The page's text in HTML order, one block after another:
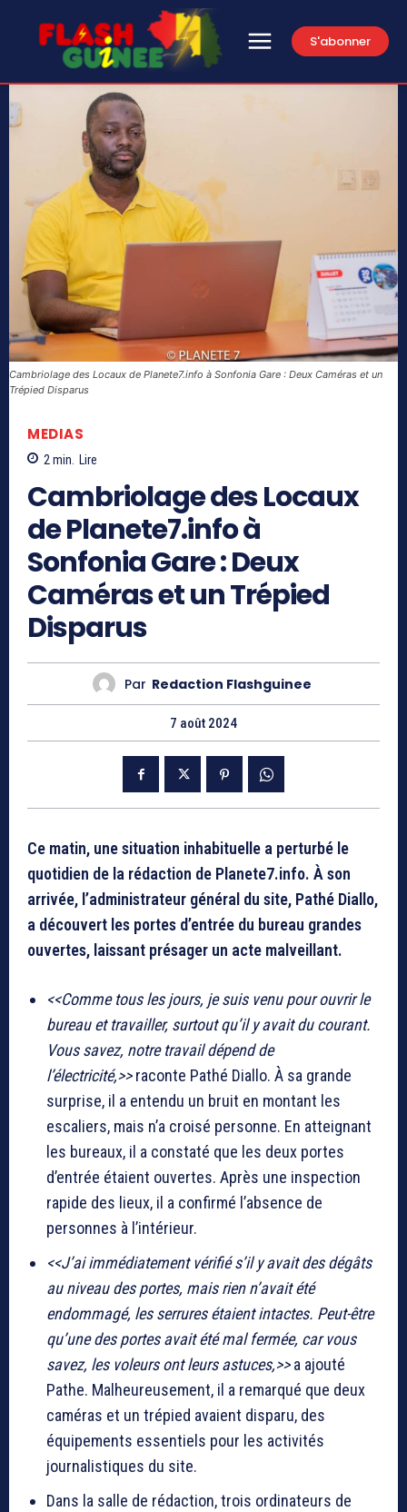
S'abonner
Cambriolage des Locaux de Planete7.info à Sonfonia Gare : Deux Caméras et un
Trépied Disparus
MEDIAS
2min. Lire
Cambriolage des Locaux
de Planete7.info à
Sonfonia Gare : Deux
Caméras et un Trépied
Disparus
Par Redaction Flashguinee
7 août 2024
Ce matin, une situation inhabituelle a perturbé le
quotidien de la rédaction de Planete7.info. À son
arrivée, l’administrateur général du site, Pathé Diallo,
a découvert les portes d’entrée du bureau grandes
ouvertes, laissant présager un acte malveillant.
<<Comme tous les jours, je suis venu pour ouvrir le
bureau et travailler, surtout qu’il y avait du courant.
Vous savez, notre travail dépend de
l’électricité,>>raconte Pathé Diallo. À sa grande
surprise, il a entendu un bruit en montant les
escaliers, mais n’a croisé personne. En atteignant
les bureaux, il a constaté que les deux portes
d’entrée étaient ouvertes. Après une inspection
rapide des lieux, il a confirmé l’absence de
personnes à l’intérieur.
<<J’ai immédiatement vérifié s’il y avait des dégâts
au niveau des portes, mais rien n’avait été
endommagé, les serrures étaient intactes. Peut-être
qu’une des portes avait été mal fermée, car vous
savez, les voleurs ont leurs astuces,>>a ajouté
Pathe. Malheureusement, il a remarqué que deux
caméras et un trépied avaient disparu, des
équipements essentiels pour les activités
journalistiques du site.
Dans la salle de rédaction, trois ordinateurs de